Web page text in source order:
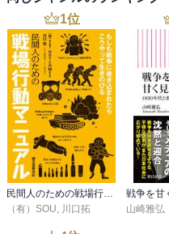
1位
民間人のための戦場行動マニュアル
（有）SOU, 川口拓
山崎雅弘